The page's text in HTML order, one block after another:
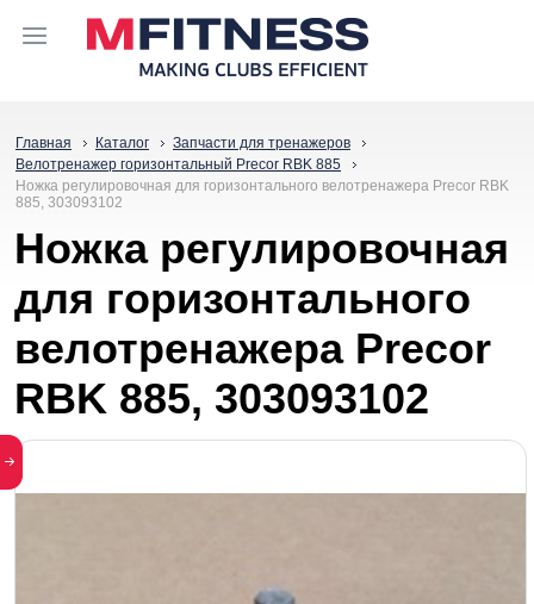
Главная Каталог
Запчасти для тренажеров
Велотренажер горизонтальный Precor RBK 885
Ножка регулировочная для горизонтального велотренажера Precor RBK
885, 303093102
Ножка регулировочная
для горизонтального
велотренажера Precor
RBK 885, 303093102